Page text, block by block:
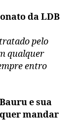
da LDB
pelo
qualquer
entro
e sua
mandar